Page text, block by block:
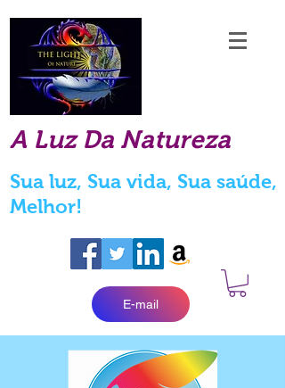
A Luz Da Natureza
Sua luz, Sua vida, Sua saúde,
Melhor!
E-mail